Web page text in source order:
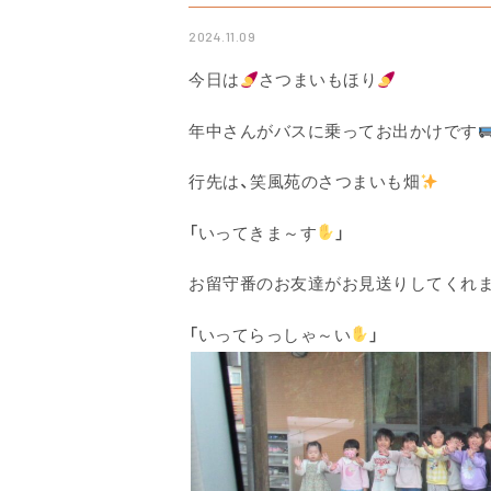
2024.11.09
今日は さつまいもほり
年中さんがバスに乗ってお出かけです
行先は、笑風苑のさつまいも畑
「いってきま～す 」
お留守番のお友達がお見送りしてくれ
「いってらっしゃ～い 」